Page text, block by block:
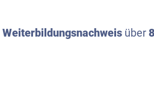
Weiterbildungsnachweis über 8